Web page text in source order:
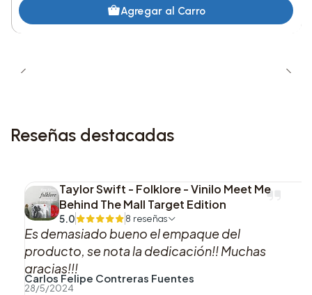
Agregar al Carro
Reseñas destacadas
Taylor Swift - Folklore - Vinilo Meet Me
Behind The Mall Target Edition
5.0 8 reseñas
Es demasiado bueno el empaque del
producto, se nota la dedicación!! Muchas
gracias!!!
Carlos Felipe Contreras Fuentes
28/5/2024